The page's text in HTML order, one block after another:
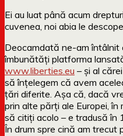
Ei au luat până acum
cuvenea, noi abia le
Deocamdată ne-am întâlnit
îmbunătăți platforma
www.liberties.eu – și al
să înțelegem că avem
țări diferite. Așa că, dacă
prin alte părți ale Europei,
să citiți acolo – e tradusă în
În drum spre cină am trecut